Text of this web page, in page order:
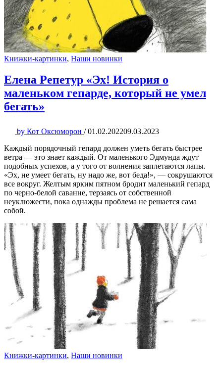
Книжки-картинки, Наши новинки
Елена Репетур «Эх! История о
маленьком гепарде, который не умел
бегать»
by Кот Оксюморон / 01.02.202209.03.2023
Каждый порядочный гепард должен уметь бегать быстрее
ветра — это знает каждый. От маленького Эдмунда ждут
подобных успехов, а у того от волнения заплетаются лапы.
«Эх, не умеет бегать, ну надо же, вот беда!», — сокрушаются
все вокруг. Желтым ярким пятном бродит маленький гепард
по черно-белой саванне, терзаясь от собственной
неуклюжести, пока однажды проблема не решается сама
собой.
Книжки-картинки, Наши новинки